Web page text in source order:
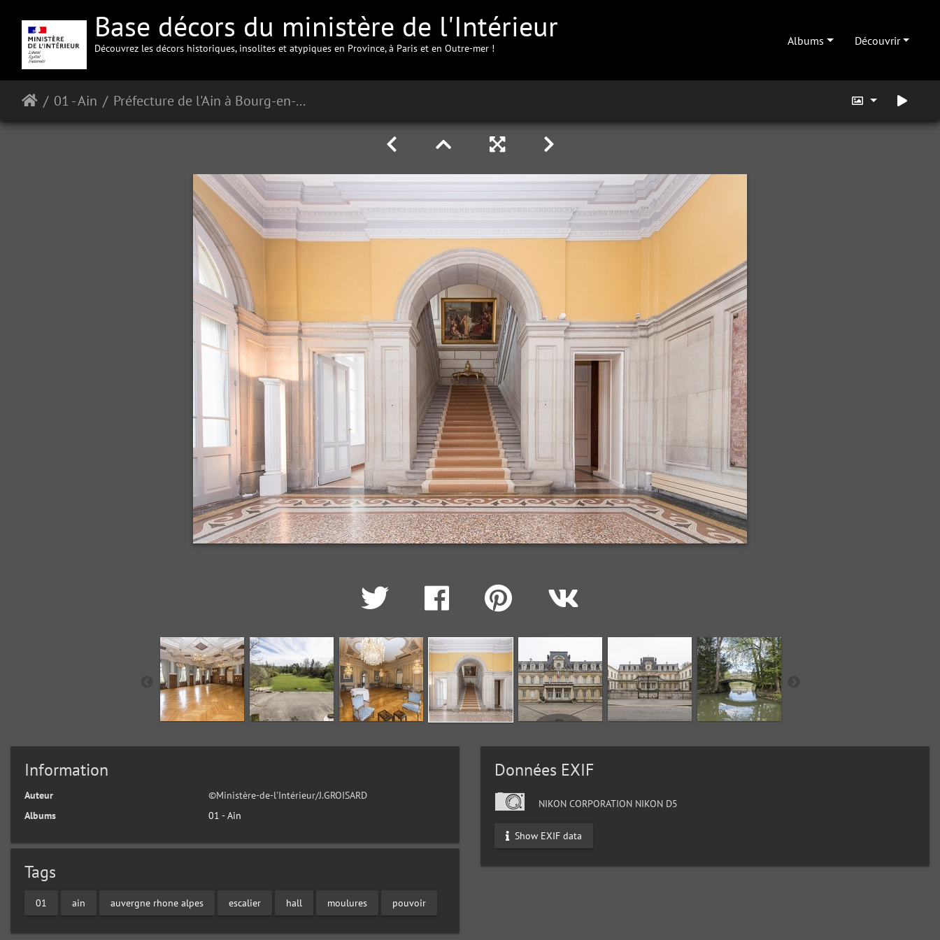
Base décors du ministère de l'Intérieur
Découvrez les décors historiques, insolites et atypiques en Province, à Paris et en Outre-mer !
Albums Découvrir
01 - Ain Préfecture de l'Ain à Bourg-en-Bresse
Information
Auteur
©Ministère-de-l'Intérieur/J.GROISARD
Albums
01 - Ain
Tags
01 ain auvergne rhone alpes escalier hall moulures pouvoir
Données EXIF
NIKON CORPORATION NIKON D5
Show EXIF data